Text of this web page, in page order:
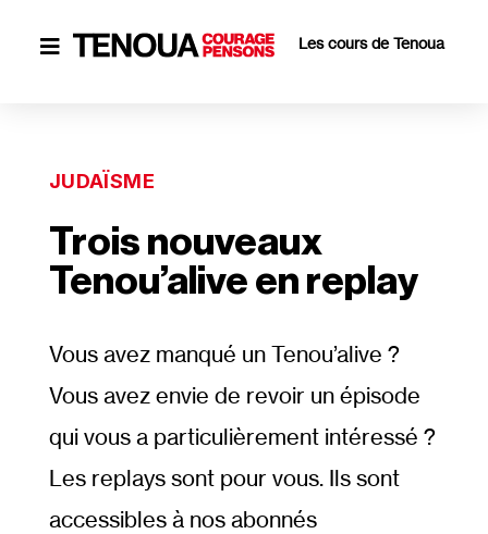
 Les cours de Tenoua
JUDAÏSME
Trois nouveaux
Tenou’alive en replay
Vous avez manqué un Tenou’alive ?
Vous avez envie de revoir un épisode
qui vous a particulièrement intéressé ?
Les replays sont pour vous. Ils sont
accessibles à nos abonnés